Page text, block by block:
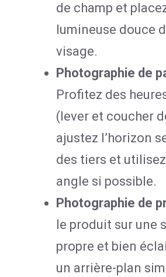
de champ et
lumineuse douce
visage.
Photographie de
Profitez des
(lever et coucher
ajustez l’horizon
des tiers et
angle si possible.
Photographie de
le produit sur une
propre et bien
un arrière-plan